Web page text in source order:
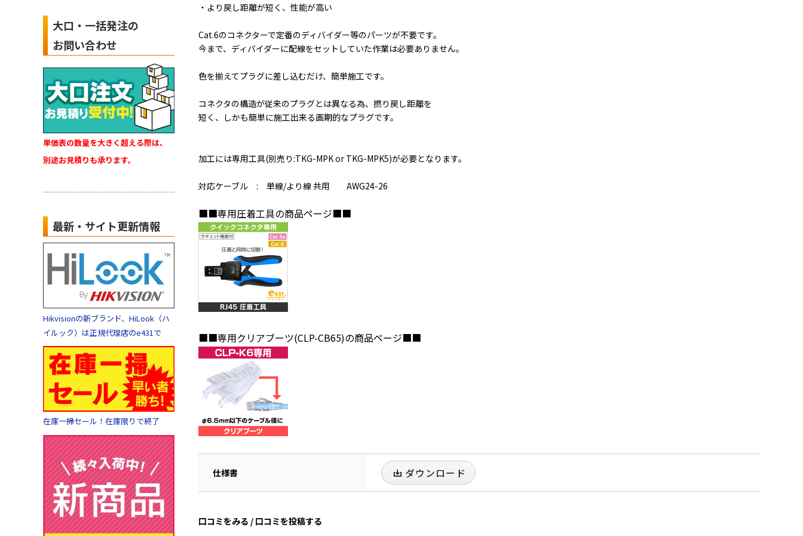
大口・一括発注の
お問い合わせ
単価表の数量を大きく超える際は、
別途お見積りも承ります。
最新・サイト更新情報
Hikvisionの新ブランド、HiLook（ハ
イルック）は正規代理店のe431で
在庫一掃セール！在庫限りで終了
・より戻し距離が短く、性能が高い
Cat.6のコネクターで定番のディバイダー等のパーツが不要です。
今まで、ディバイダーに配線をセットしていた作業は必要ありません。
色を揃えてプラグに差し込むだけ、簡単施工です。
コネクタの構造が従来のプラグとは異なる為、撚り戻し距離を
短く、しかも簡単に施工出来る画期的なプラグです。
加工には専用工具(別売り:TKG-MPK or TKG-MPK5)が必要となります。
対応ケーブル : 単線/より線 共用 AWG24-26
■■専用圧着工具の商品ページ■■
■■専用クリアブーツ(CLP-CB65)の商品ページ■■
仕様書 ダウンロード
口コミをみる / 口コミを投稿する